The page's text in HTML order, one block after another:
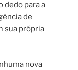
dedo para a
de
sua própria
nova